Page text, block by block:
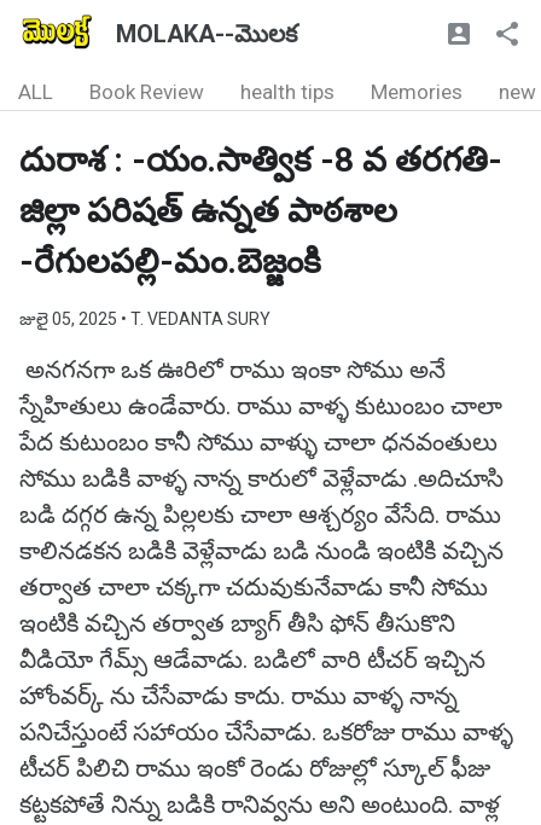
MOLAKA--మొలక
ALL Book Review health tips Memories new
దురాశ : -యం.సాత్విక -8 వ తరగతి-
జిల్లా పరిషత్ ఉన్నత పాఠశాల
-రేగులపల్లి-మం.బెజ్జంకి
జులై 05, 2025 • T. VEDANTA SURY
అనగనగా ఒక ఊరిలో రాము ఇంకా సోము అనే
స్నేహితులు ఉండేవారు. రాము వాళ్ళ కుటుంబం చాలా
పేద కుటుంబం కానీ సోము వాళ్ళు చాలా ధనవంతులు
సోము బడికి వాళ్ళ నాన్న కారులో వెళ్లేవాడు .అదిచూసి
బడి దగ్గర ఉన్న పిల్లలకు చాలా ఆశ్చర్యం వేసేది. రాము
కాలినడకన బడికి వెళ్లేవాడు బడి నుండి ఇంటికి వచ్చిన
తర్వాత చాలా చక్కగా చదువుకునేవాడు కానీ సోము
ఇంటికి వచ్చిన తర్వాత బ్యాగ్ తీసి ఫోన్ తీసుకొని
వీడియో గేమ్స్ ఆడేవాడు. బడిలో వారి టీచర్ ఇచ్చిన
హోంవర్క్ ను చేసేవాడు కాదు. రాము వాళ్ళ నాన్న
పనిచేస్తుంటే సహాయం చేసేవాడు. ఒకరోజు రాము వాళ్ళ
టీచర్ పిలిచి రాము ఇంకో రెండు రోజుల్లో స్కూల్ ఫీజు
కట్టకపోతే నిన్ను బడికి రానివ్వను అని అంటుంది. వాళ్ల